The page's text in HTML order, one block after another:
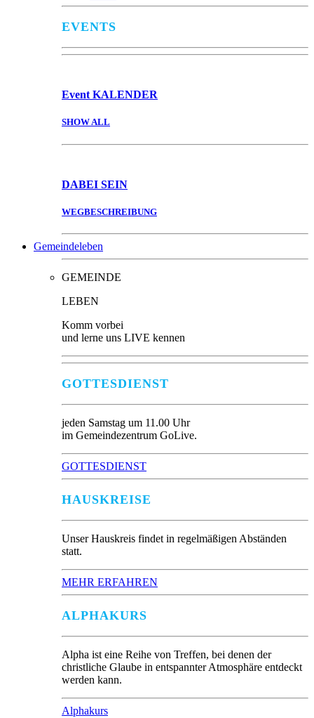
EVENTS
Event KALENDER
SHOW ALL
DABEI SEIN
WEGBESCHREIBUNG
Gemeindeleben
GEMEINDE
LEBEN
Komm vorbei
und lerne uns LIVE kennen
GOTTESDIENST
jeden Samstag um 11.00 Uhr
im Gemeindezentrum GoLive.
GOTTESDIENST
HAUSKREISE
Unser Hauskreis findet in regelmäßigen Abständen
statt.
MEHR ERFAHREN
ALPHAKURS
Alpha ist eine Reihe von Treffen, bei denen der
christliche Glaube in entspannter Atmosphäre entdeckt
werden kann.
Alphakurs